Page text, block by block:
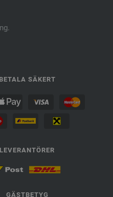
BETALA SÄKERT
LEVERANTÖRER
GÄSTBETYG